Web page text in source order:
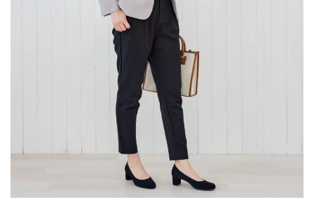
サイズ
ヒールの高さ